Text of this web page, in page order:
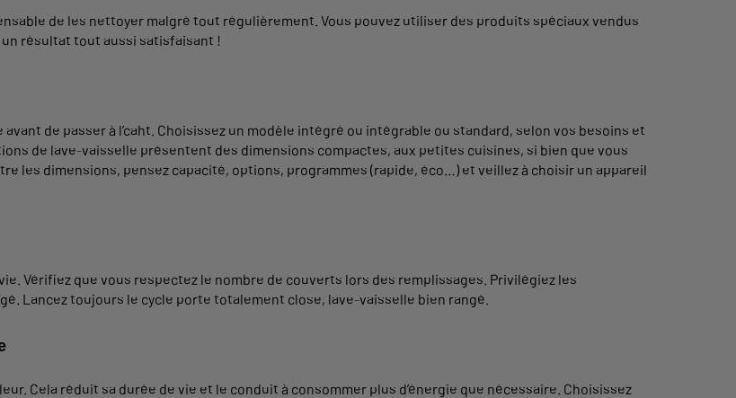
de les nettoyer malgré tout régulièrement. Vous pouvez utiliser des produits spéciaux vendus
résultat tout aussi satisfaisant !
de passer à l’caht. Choisissez un modèle intégré ou intégrable ou standard, selon vos besoins et
de lave-vaisselle présentent des dimensions compactes, aux petites cuisines, si bien que vous
les dimensions, pensez capacité, options, programmes (rapide, éco…) et veillez à choisir un appareil
Vérifiez que vous respectez le nombre de couverts lors des remplissages. Privilégiez les
Lancez toujours le cycle porte totalement close, lave-vaisselle bien rangé.
Cela réduit sa durée de vie et le conduit à consommer plus d’énergie que nécessaire. Choisissez